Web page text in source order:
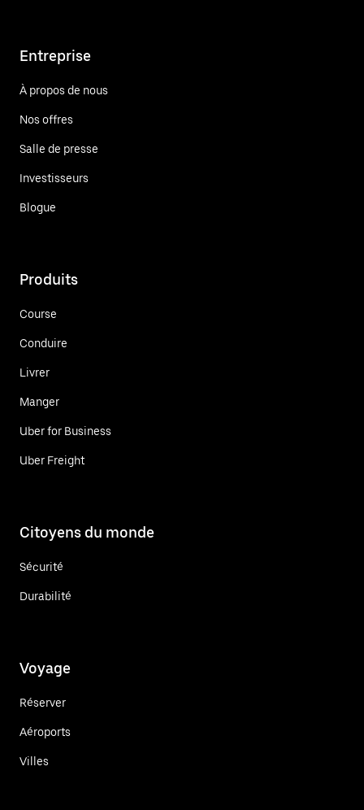
Entreprise
À propos de nous
Nos offres
Salle de presse
Investisseurs
Blogue
Produits
Course
Conduire
Livrer
Manger
Uber for Business
Uber Freight
Citoyens du monde
Sécurité
Durabilité
Voyage
Réserver
Aéroports
Villes